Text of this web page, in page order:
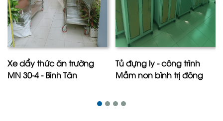
Xe dẩy thức ăn trường
MN 30-4 - Bình Tân
Tủ đựng ly - công trình
Mầm non bình trị đông